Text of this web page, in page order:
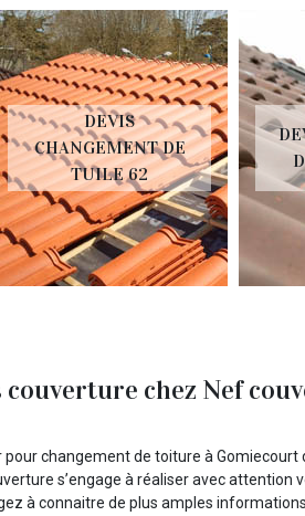
DEVIS
CHANGEMENT DE
TUILE 62
chez Nef
changement de toiture à Gomiecourt
s’engage à réaliser avec attention
à connaitre de plus amples